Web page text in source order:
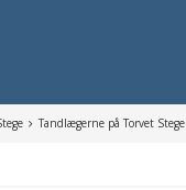
Tandlægerne på Torvet Stege